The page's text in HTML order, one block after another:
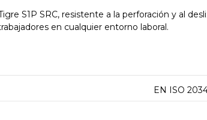
S1P SRC, resistente a la perforación y al
en cualquier entorno laboral.
EN ISO